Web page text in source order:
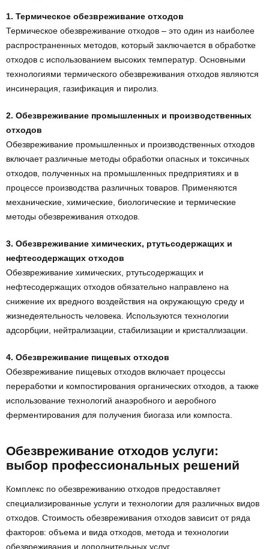
1. Термическое обезвреживание отходов
Термическое обезвреживание отходов – это один из наиболее
распространенных методов, который заключается в обработке
отходов с использованием высоких температур. Основными
технологиями термического обезвреживания отходов являются
инсинерация, газификация и пиролиз.
2. Обезвреживание промышленных и производственных
отходов
Обезвреживание промышленных и производственных отходов
включает различные методы обработки опасных и токсичных
отходов, полученных на промышленных предприятиях и в
процессе производства различных товаров. Применяются
механические, химические, биологические и термические
методы обезвреживания отходов.
3. Обезвреживание химических, ртутьсодержащих и
нефтесодержащих отходов
Обезвреживание химических, ртутьсодержащих и
нефтесодержащих отходов обязательно направлено на
снижение их вредного воздействия на окружающую среду и
жизнедеятельность человека. Используются технологии
адсорбции, нейтрализации, стабилизации и кристаллизации.
4. Обезвреживание пищевых отходов
Обезвреживание пищевых отходов включает процессы
переработки и компостирования органических отходов, а также
использование технологий анаэробного и аеробного
ферментирования для получения биогаза или компоста.
Обезвреживание отходов услуги:
выбор профессиональных решений
Комплекс по обезвреживанию отходов предоставляет
специализированные услуги и технологии для различных видов
отходов. Стоимость обезвреживания отходов зависит от ряда
факторов: объема и вида отходов, метода и технологии
обезвреживания и дополнительных услуг.